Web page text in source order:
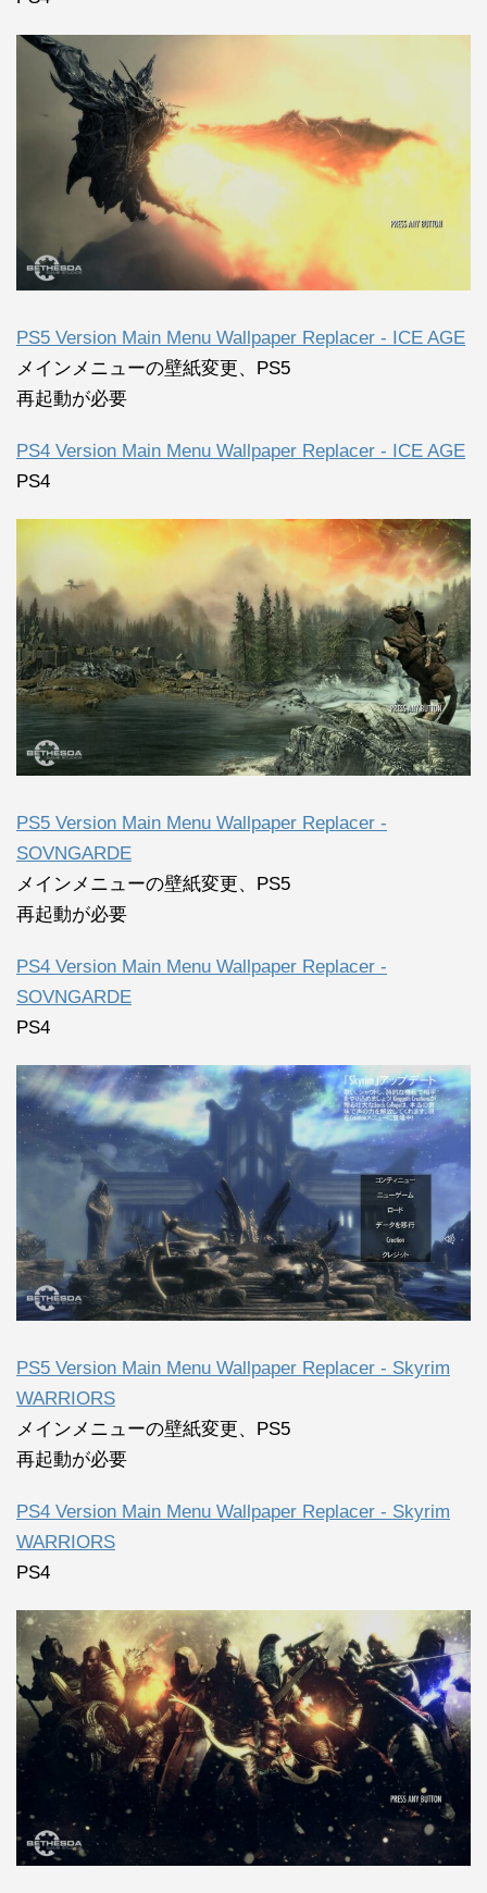
PS5 Version Main Menu Wallpaper Replacer - ICE AGE
メインメニューの壁紙変更、PS5
再起動が必要
PS4 Version Main Menu Wallpaper Replacer - ICE AGE
PS4
PS5 Version Main Menu Wallpaper Replacer -
SOVNGARDE
メインメニューの壁紙変更、PS5
再起動が必要
PS4 Version Main Menu Wallpaper Replacer -
SOVNGARDE
PS4
PS5 Version Main Menu Wallpaper Replacer - Skyrim
WARRIORS
メインメニューの壁紙変更、PS5
再起動が必要
PS4 Version Main Menu Wallpaper Replacer - Skyrim
WARRIORS
PS4